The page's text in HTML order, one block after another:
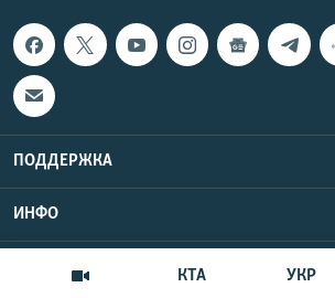
КТА УКР
ПОДДЕРЖКА
ИНФО
Copyright Крым.Реалии, 2026 |
UTC+3